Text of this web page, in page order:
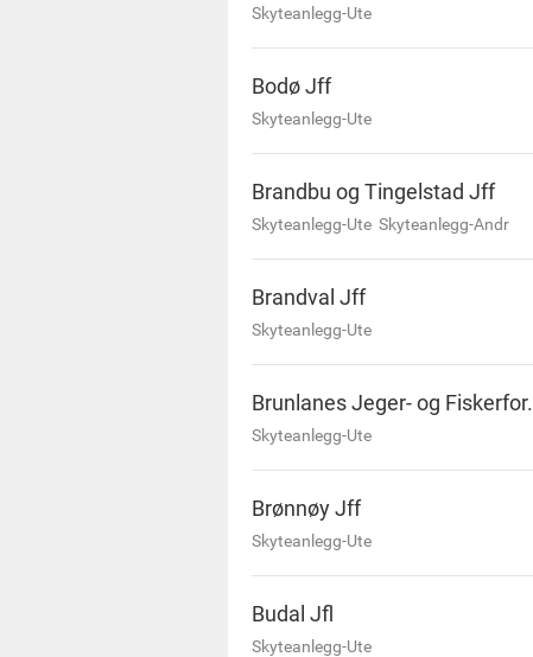
Skyteanlegg-Ute
Bodø Jff
Skyteanlegg-Ute
Brandbu og Tingelstad Jff
Skyteanlegg-Ute Skyteanlegg-Andr
Brandval Jff
Skyteanlegg-Ute
Brunlanes Jeger- og Fiskerfor.
Skyteanlegg-Ute
Brønnøy Jff
Skyteanlegg-Ute
Budal Jfl
Skyteanlegg-Ute